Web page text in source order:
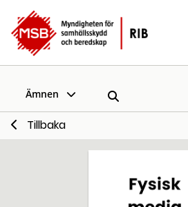
Ämnen
Tillbaka